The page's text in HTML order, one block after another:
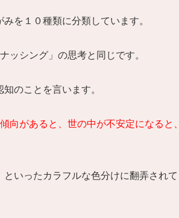
を１０種類に分類しています。
ッシング」の思考と同じです。
のことを言います。
向があると、世の中が不安定になると、
いったカラフルな色分けに翻弄されて